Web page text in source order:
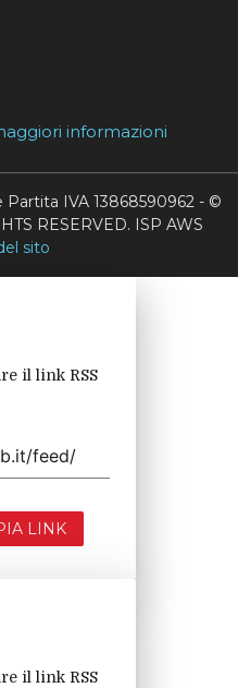
informazioni
IVA 13868590962 - ©
RESERVED. ISP AWS
sito
il link RSS
LINK
il link RSS